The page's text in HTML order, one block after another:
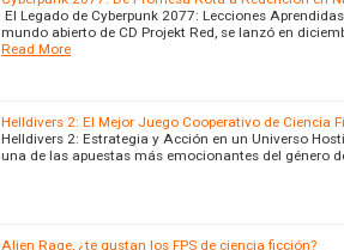
El Legado de Cyberpunk 2077: Lecciones
mundo abierto de CD Projekt Red, se lanzó en
Read More
Helldivers 2: El Mejor Juego Cooperativo de Ciencia
Helldivers 2: Estrategia y Acción en un Universo
una de las apuestas más emocionantes del género
Alien Rage, ¿te gustan los FPS de ciencia ficción?